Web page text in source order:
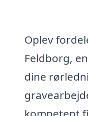
Oplev
Feldborg,
dine